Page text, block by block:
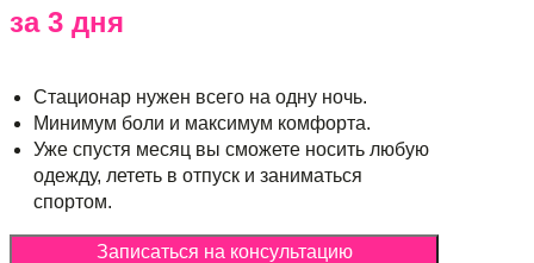
за 3 дня
Стационар нужен всего на одну ночь.
Минимум боли и максимум комфорта.
Уже спустя месяц вы сможете носить любую
одежду, лететь в отпуск и заниматься
спортом.
Записаться на консультацию